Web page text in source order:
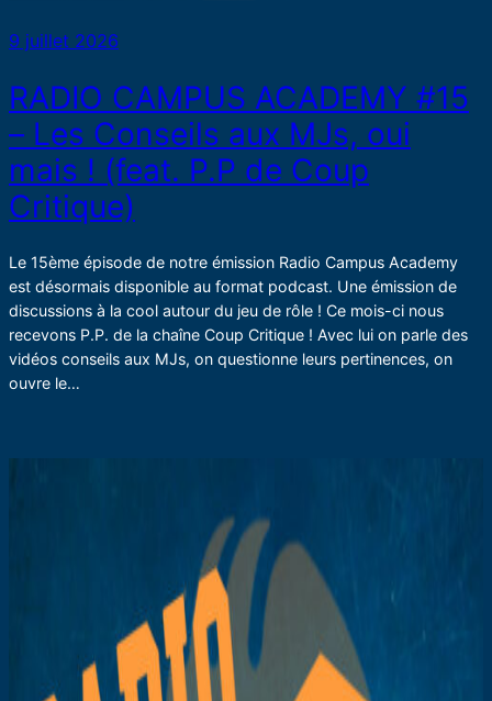
9 juillet 2026
RADIO CAMPUS ACADEMY #15
– Les Conseils aux MJs, oui
mais ! (feat. P.P de Coup
Critique)
Le 15ème épisode de notre émission Radio Campus Academy
est désormais disponible au format podcast. Une émission de
discussions à la cool autour du jeu de rôle ! Ce mois-ci nous
recevons P.P. de la chaîne Coup Critique ! Avec lui on parle des
vidéos conseils aux MJs, on questionne leurs pertinences, on
ouvre le…